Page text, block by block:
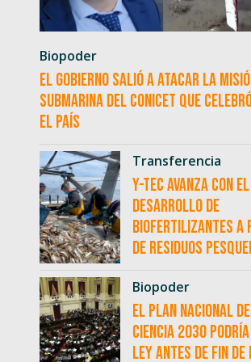
Biopoder
El Gobierno salió a atacar la
submarina del CONICET que
el país
Transferencia
Y-TEC avanza con el
desarrollo de
biofertilizantes a
de residuos
Biopoder
El Plan Nacional de
Ciencia 2030
ley antes de fin de